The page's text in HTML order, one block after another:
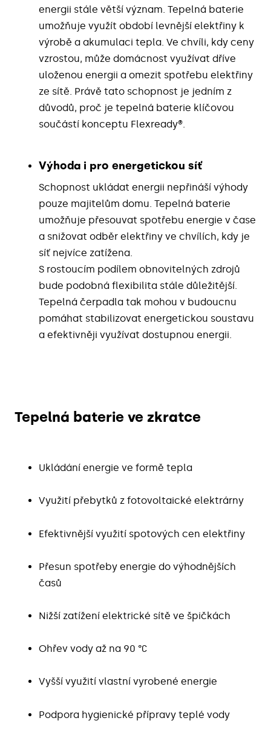
energii stále větší význam. Tepelná baterie
umožňuje využít období levnější elektřiny k
výrobě a akumulaci tepla. Ve chvíli, kdy ceny
vzrostou, může domácnost využívat dříve
uloženou energii a omezit spotřebu elektřiny
ze sítě. Právě tato schopnost je jedním z
důvodů, proč je tepelná baterie klíčovou
součástí konceptu Flexready®.
Výhoda i pro energetickou síť
Schopnost ukládat energii nepřináší výhody
pouze majitelům domu. Tepelná baterie
umožňuje přesouvat spotřebu energie v čase
a snižovat odběr elektřiny ve chvílích, kdy je
síť nejvíce zatížena.
S rostoucím podílem obnovitelných zdrojů
bude podobná flexibilita stále důležitější.
Tepelná čerpadla tak mohou v budoucnu
pomáhat stabilizovat energetickou soustavu
a efektivněji využívat dostupnou energii.
Tepelná baterie ve zkratce
Ukládání energie ve formě tepla
Využití přebytků z fotovoltaické elektrárny
Efektivnější využití spotových cen elektřiny
Přesun spotřeby energie do výhodnějších
časů
Nižší zatížení elektrické sítě ve špičkách
Ohřev vody až na 90 °C
Vyšší využití vlastní vyrobené energie
Podpora hygienické přípravy teplé vody